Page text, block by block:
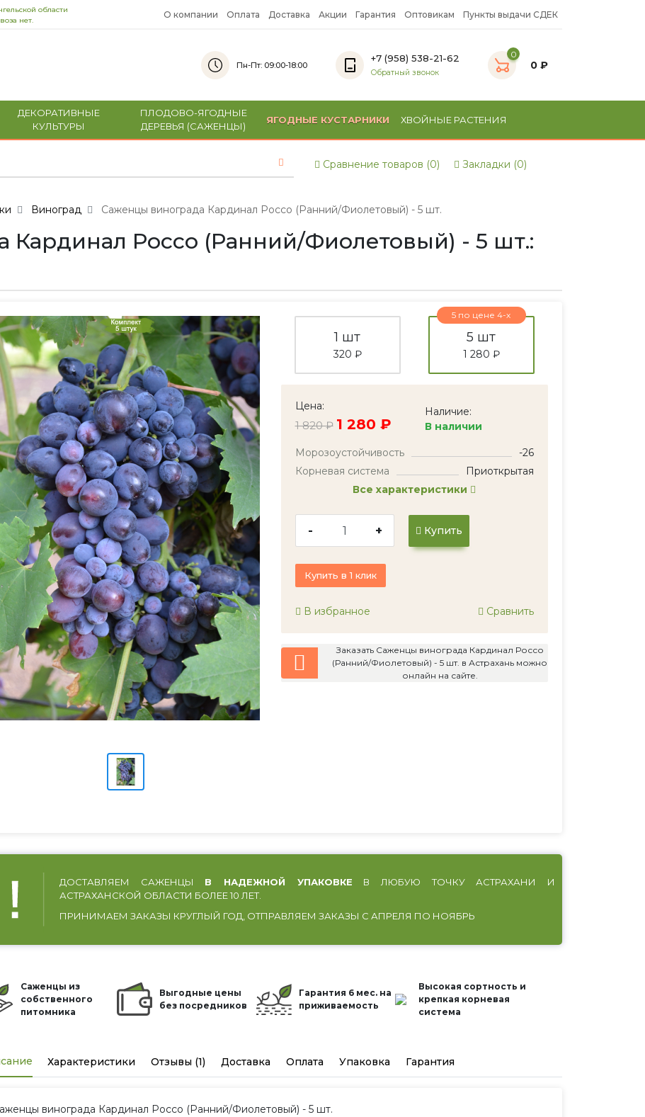
области
нет.
О компании Оплата Доставка Акции Гарантия Оптовикам Пункты выдачи СДЕК
Пн-Пт: 09:00-18:00
+7 (958) 538-21-62
Обратный звонок
0
0 ₽
ДЕКОРАТИВНЫЕ
КУЛЬТУРЫ
ПЛОДОВО-ЯГОДНЫЕ
ДЕРЕВЬЯ (САЖЕНЦЫ)
ЯГОДНЫЕ КУСТАРНИКИ ХВОЙНЫЕ РАСТЕНИЯ
Сравнение товаров (0) Закладки (0)
Виноград Саженцы винограда Кардинал Россо (Ранний/Фиолетовый) - 5 шт.
Кардинал Россо (Ранний/Фиолетовый) - 5 шт.:
1 шт
320 ₽
5 по цене 4-х
5 шт
1 280 ₽
Цена:
1 820 ₽ 1 280 ₽
Наличие:
В наличии
Морозоустойчивость
-26
Корневая система
Приоткрытая
Все характеристики
- + Купить
Купить в 1 клик
В избранное Сравнить
Заказать Саженцы винограда Кардинал Россо
(Ранний/Фиолетовый) - 5 шт. в Астрахань можно
онлайн на сайте.
ДОСТАВЛЯЕМ САЖЕНЦЫ В НАДЕЖНОЙ УПАКОВКЕ В ЛЮБУЮ ТОЧКУ АСТРАХАНИ И
АСТРАХАНСКОЙ ОБЛАСТИ БОЛЕЕ 10 ЛЕТ.
ПРИНИМАЕМ ЗАКАЗЫ КРУГЛЫЙ ГОД, ОТПРАВЛЯЕМ ЗАКАЗЫ С АПРЕЛЯ ПО НОЯБРЬ
Саженцы из
собственного
питомника
Выгодные цены
без посредников
Гарантия 6 мес. на
приживаемость
Высокая сортность и
крепкая корневая
система
Характеристики Отзывы (1) Доставка Оплата Упаковка Гарантия
винограда Кардинал Россо (Ранний/Фиолетовый) - 5 шт.